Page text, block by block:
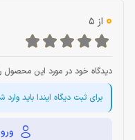
0 از 5
دیدگاه خود در مورد این محصول
برای ثبت دیگاه ایندا باید وارد